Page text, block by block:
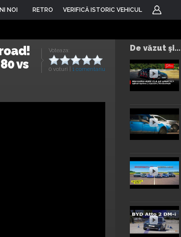
NOI RETRO VERIFICĂ ISTORIC VEHICUL
Voteaza:
0 voturi 1 comentariu
vs
De văzut şi...